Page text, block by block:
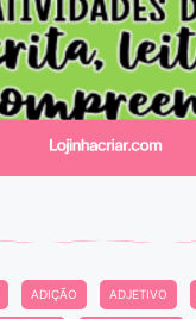
ADIÇÃO ADJETIVO